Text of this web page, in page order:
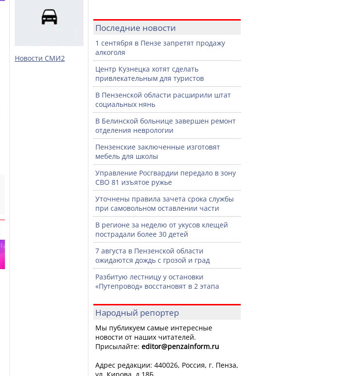
Новости СМИ2
Последние новости
1 сентября в Пензе запретят продажу
алкоголя
Центр Кузнецка хотят сделать
привлекательным для туристов
В Пензенской области расширили штат
социальных нянь
В Белинской больнице завершен ремонт
отделения неврологии
Пензенские заключенные изготовят
мебель для школы
Управление Росгвардии передало в зону
СВО 81 изъятое ружье
Уточнены правила зачета срока службы
при самовольном оставлении части
В регионе за неделю от укусов клещей
пострадали более 30 детей
7 августа в Пензенской области
ожидаются дождь с грозой и град
Разбитую лестницу у остановки
«Путепровод» восстановят в 2 этапа
Народный репортер
Мы публикуем самые интересные
новости от наших читателей.
Присылайте: editor@penzainform.ru
Адрес редакции: 440026, Россия, г. Пенза,